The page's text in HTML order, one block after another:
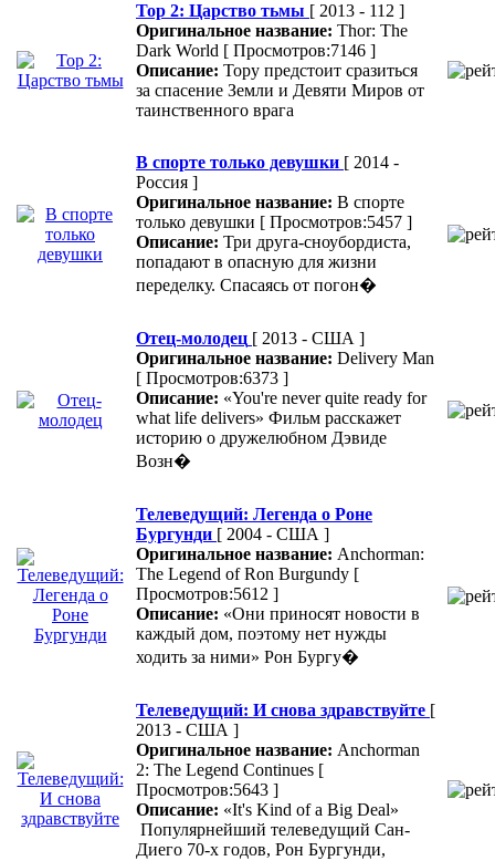
Тор 2: Царство тьмы [ 2013 - 112 ]
Оригинальное название: Thor: The
Dark World [ Просмотров:7146 ]
Описание: Тору предстоит сразиться
за спасение Земли и Девяти Миров от
таинственного врага
В спорте только девушки [ 2014 -
Россия ]
Оригинальное название: В спорте
только девушки [ Просмотров:5457 ]
Описание: Три друга-сноубордиста,
попадают в опасную для жизни
переделку. Спасаясь от погон�
Отец-молодец [ 2013 - США ]
Оригинальное название: Delivery Man
[ Просмотров:6373 ]
Описание: «You're never quite ready for
what life delivers» Фильм расскажет
историю о дружелюбном Дэвиде
Возн�
Телеведущий: Легенда о Роне
Бургунди [ 2004 - США ]
Оригинальное название: Anchorman:
The Legend of Ron Burgundy [
Просмотров:5612 ]
Описание: «Они приносят новости в
каждый дом, поэтому нет нужды
ходить за ними» Рон Бургу�
Телеведущий: И снова здравствуйте [
2013 - США ]
Оригинальное название: Anchorman
2: The Legend Continues [
Просмотров:5643 ]
Описание: «It's Kind of a Big Deal»
Популярнейший телеведущий Сан-
Диего 70-х годов, Рон Бургунди,